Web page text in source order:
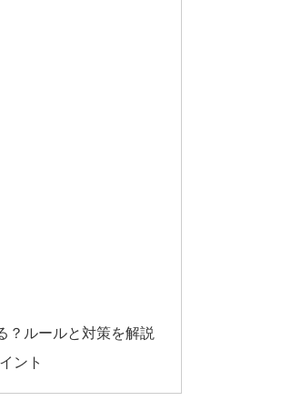
？ルールと対策を解説
ント